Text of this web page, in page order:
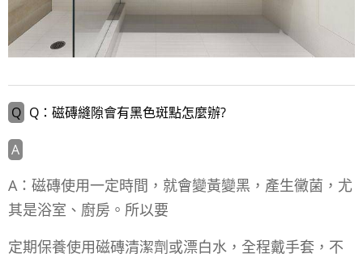
Q：磁磚縫隙會有黑色斑點怎麼辦?
A：磁磚使用一定時間，就會變黃變黑，產生黴菌，尤
其是浴室、廚房。所以要
定期保養使用磁磚清潔劑或漂白水，全程戴手套，不